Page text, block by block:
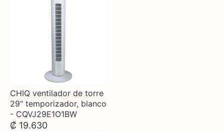
CHIQ ventilador de torre
29" temporizador, blanco
- CQVJ29E1O1BW
₡ 19.630